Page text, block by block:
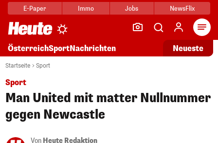
E-Paper Immo Jobs NewsFlix
ÖsterreichSportNachrichten Neueste
Startseite Sport
Sport
Man United mit matter Nullnummer
gegen Newcastle
Von Heute Redaktion